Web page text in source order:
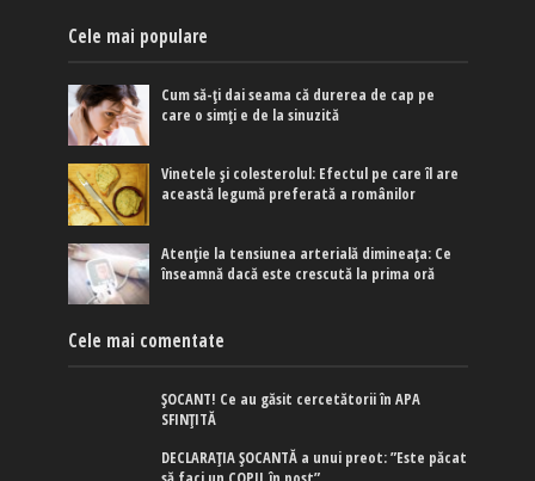
Cele mai populare
Cum să-ți dai seama că durerea de cap pe
care o simți e de la sinuzită
Vinetele și colesterolul: Efectul pe care îl are
această legumă preferată a românilor
Atenție la tensiunea arterială dimineața: Ce
înseamnă dacă este crescută la prima oră
Cele mai comentate
ȘOCANT! Ce au găsit cercetătorii în APA
SFINȚITĂ
DECLARAȚIA ȘOCANTĂ a unui preot: ”Este păcat